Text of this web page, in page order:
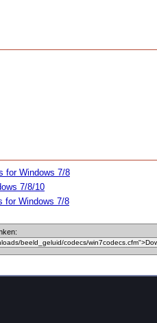
for Windows 7/8
7/8/10
for Windows 7/8